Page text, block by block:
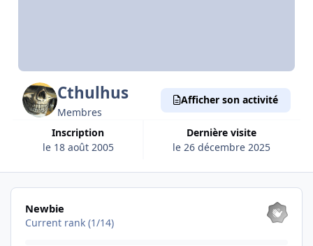
Cthulhus
Membres
Inscription
le 18 août 2005
Dernière visite
le 26 décembre 2025
Afficher son activité
Les voir tous
Newbie
Current rank (1/14)